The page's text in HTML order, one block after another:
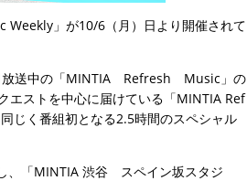
Weekly」が10/6（月）日より開催されて
放送中の「MINTIA Refresh Music」の
エストを中心に届けている「MINTIA Ref
じく番組初となる2.5時間のスペシャル
、「MINTIA 渋谷 スペイン坂スタジ